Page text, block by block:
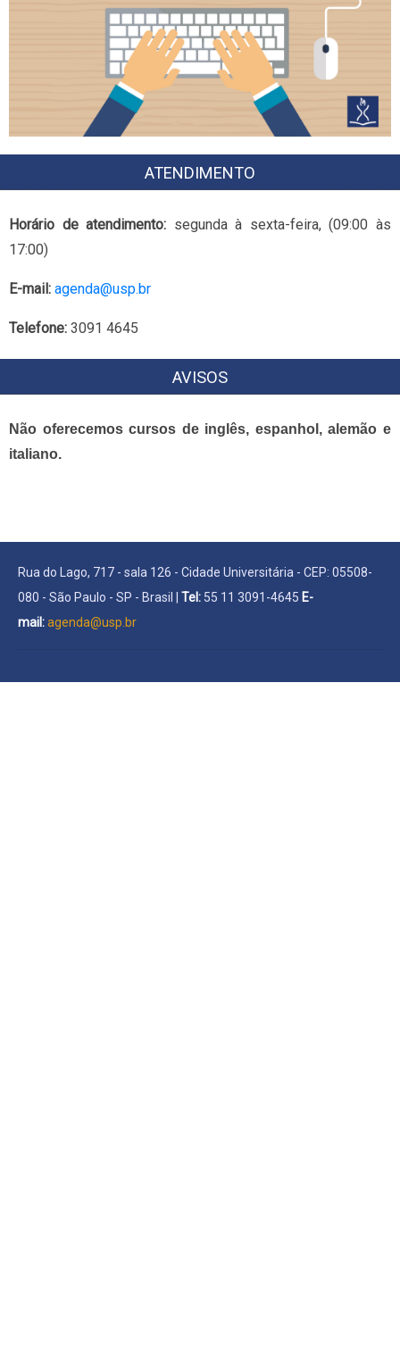
ATENDIMENTO
Horário de atendimento: segunda à sexta-feira, (09:00 às
17:00)
E-mail: agenda@usp.br
Telefone: 3091 4645
AVISOS
Não oferecemos cursos de inglês, espanhol, alemão e
italiano.
Rua do Lago, 717 - sala 126 - Cidade Universitária - CEP: 05508-
080 - São Paulo - SP - Brasil | Tel: 55 11 3091-4645 E-
mail:agenda@usp.br